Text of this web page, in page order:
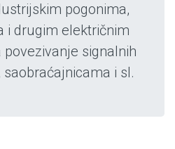
pogonima,
i drugim električnim
signalnih
i sl.